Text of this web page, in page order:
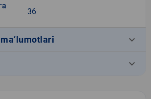
36
keyboard_arrow_down
keyboard_arrow_down